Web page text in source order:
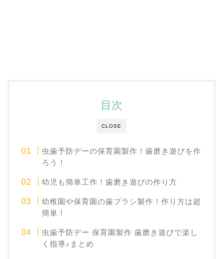
CLOSE
目次
虫歯予防デーの保育園製作！歯磨き遊びを作
ろう！
幼児も簡単工作！歯磨き遊びの作り方
幼稚園や保育園の歯ブラシ製作！作り方は超
簡単！
虫歯予防デー 保育園製作 歯磨き遊びで楽し
く指導♪まとめ